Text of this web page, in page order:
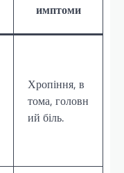
имптоми
Хропіння, в
тома, головн
ий біль.